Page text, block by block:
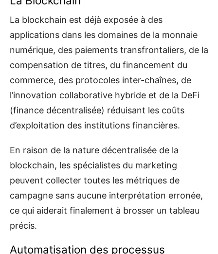
La blockchain est déjà exposée à des
applications dans les domaines de la monnaie
numérique, des paiements transfrontaliers, de la
compensation de titres, du financement du
commerce, des protocoles inter-chaînes, de
l’innovation collaborative hybride et de la DeFi
(finance décentralisée) réduisant les coûts
d’exploitation des institutions financières.
En raison de la nature décentralisée de la
blockchain, les spécialistes du marketing
peuvent collecter toutes les métriques de
campagne sans aucune interprétation erronée,
ce qui aiderait finalement à brosser un tableau
précis.
Automatisation des processus